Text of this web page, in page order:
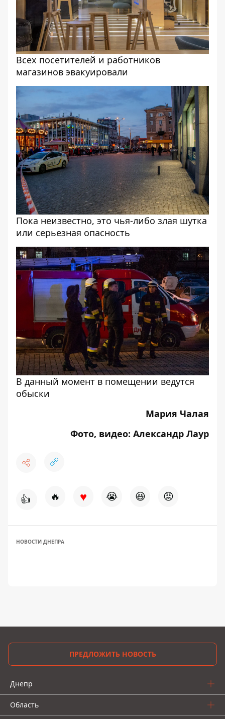
Всех посетителей и работников
магазинов эвакуировали
Пока неизвестно, это чья-либо злая шутка
или серьезная опасность
В данный момент в помещении ведутся
обыски
Мария Чалая
Фото, видео: Александр Лаур
👍 🔥 ♥ 😭 😆 😡
НОВОСТИ ДНЕПРА
ПРЕДЛОЖИТЬ НОВОСТЬ
Днепр
Область